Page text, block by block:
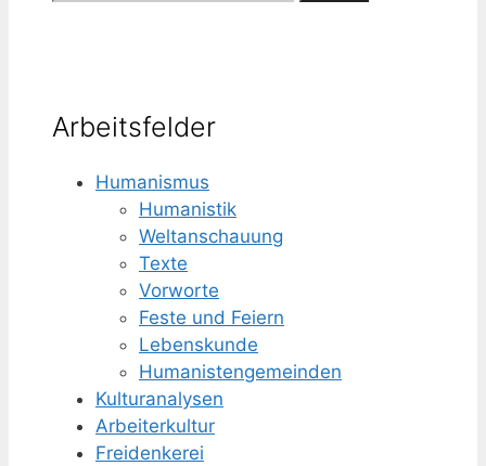
Arbeitsfelder
Humanismus
Humanistik
Weltanschauung
Texte
Vorworte
Feste und Feiern
Lebenskunde
Humanisten­gemeinden
Kulturanalysen
Arbeiterkultur
Freidenkerei